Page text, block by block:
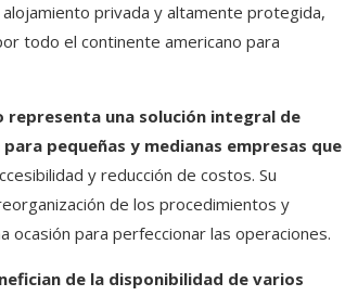
privada y altamente protegida,
todo el continente americano para
representa una solución integral de
pequeñas y medianas empresas que
y reducción de costos. Su
de los procedimientos y
ocasión para perfeccionar las operaciones.
de la disponibilidad de varios